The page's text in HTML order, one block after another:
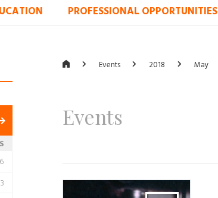
PROFESSIONAL OPPORTUNITIES
S
6
Events 2018 May
Events